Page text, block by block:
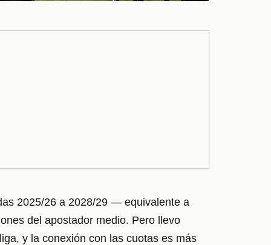
2025/26 a 2028/29 — equivalente a
del apostador medio. Pero llevo
y la conexión con las cuotas es más